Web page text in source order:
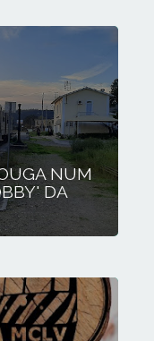
NUM
DA